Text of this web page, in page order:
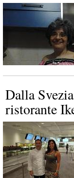
Dalla
ristorante